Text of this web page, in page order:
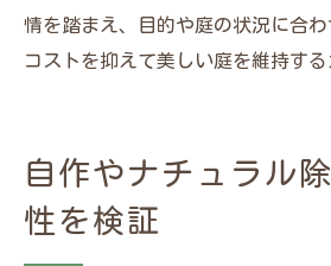
情を踏まえ、目的や庭の状況に合わ
コストを抑えて美しい庭を維持する
自作やナチュラル
性を検証